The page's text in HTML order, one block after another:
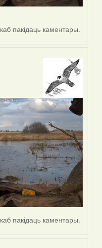
каб пакідаць каментары.
каб пакідаць каментары.